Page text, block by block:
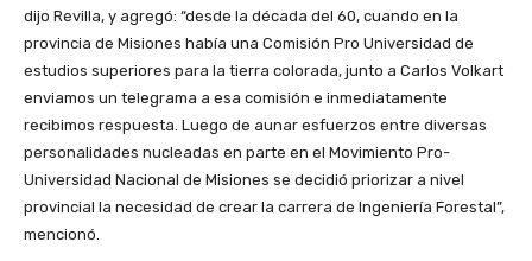
dijo Revilla, y agregó: “desde la década del 60, cuando en la
provincia de Misiones había una Comisión Pro Universidad de
estudios superiores para la tierra colorada, junto a Carlos Volkart
enviamos un telegrama a esa comisión e inmediatamente
recibimos respuesta. Luego de aunar esfuerzos entre diversas
personalidades nucleadas en parte en el Movimiento Pro-
Universidad Nacional de Misiones se decidió priorizar a nivel
provincial la necesidad de crear la carrera de Ingeniería Forestal”,
mencionó.